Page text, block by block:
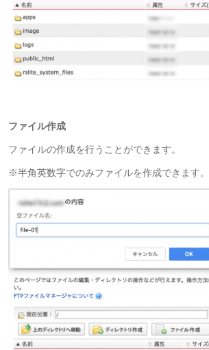
ファイル作成
ファイルの作成を行うことができます。
※半角英数字でのみファイルを作成できます。